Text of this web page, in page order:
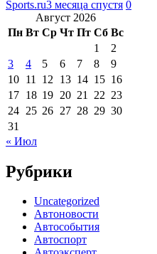
Sports.ru3 месяца спустя 0
Август 2026
Пн Вт Ср Чт Пт Сб Вс
1
2
3
4 5 6 7 8
9
10 11 12 13 14 15 16
17 18 19 20 21 22 23
24 25 26 27 28 29 30
31
« Июл
Рубрики
Uncategorized
Автоновости
Автособытия
Автоспорт